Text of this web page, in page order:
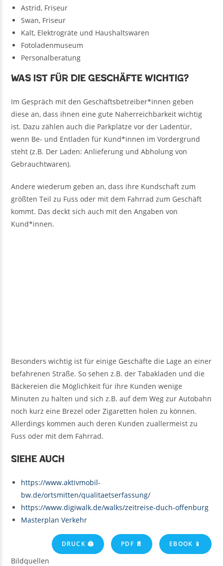
Astrid, Friseur
Swan, Friseur
Kalt, Elektrogräte und Haushaltswaren
Fotoladenmuseum
Personalberatung
Was ist für die Geschäfte wichtig?
Im Gespräch mit den Geschäftsbetreiber*innen geben
diese an, dass ihnen eine gute Naherreichbarkeit wichtig
ist. Dazu zählen auch die Parkplätze vor der Ladentür,
wenn Be- und Entladen für Kund*innen im Vordergrund
steht (z.B. Der Laden: Anlieferung und Abholung von
Gebrauchtwaren).
Andere wiederum geben an, dass ihre Kundschaft zum
größten Teil zu Fuss oder mit dem Fahrrad zum Geschäft
kommt. Das deckt sich auch mit den Angaben von
Kund*innen.
Besonders wichtig ist für einige Geschäfte die Lage an einer
befahrenen Straße. So sehen z.B. der Tabakladen und die
Bäckereien die Möglichkeit für ihre Kunden wenige
Minuten zu halten und sich z.B. auf dem Weg zur Autobahn
noch kurz eine Brezel oder Zigaretten holen zu können.
Allerdings kommen auch deren Kunden zuallermeist zu
Fuss oder mit dem Fahrrad.
Siehe auch
https://www.aktivmobil-
bw.de/ortsmitten/qualitaetserfassung/
https://www.digiwalk.de/walks/zeitreise-duch-offenburg
Masterplan Verkehr
DRUCK 🖨 PDF 📄 EBOOK 📱
Bildquellen